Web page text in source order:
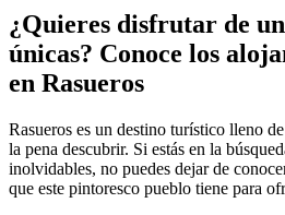
¿Quieres disfrutar de
únicas? Conoce los
en Rasueros
Rasueros es un destino turístico lleno
la pena descubrir. Si estás en la
inolvidables, no puedes dejar de
que este pintoresco pueblo tiene para